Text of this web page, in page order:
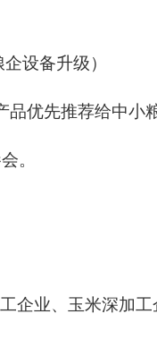
设备升级）
品优先推荐给中小
。
企业、 玉米深加工